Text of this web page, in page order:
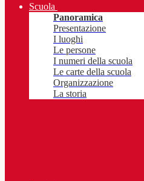
Scuola
Panoramica
Presentazione
I luoghi
Le persone
I numeri della scuola
Le carte della scuola
Organizzazione
La storia